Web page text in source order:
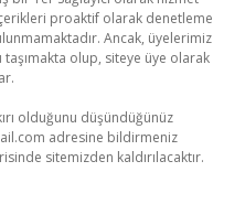
proaktif olarak denetleme
Ancak, üyelerimiz
olup, siteye üye olarak
olduğunu düşündüğünüz
adresine bildirmeniz
sitemizden kaldırılacaktır.